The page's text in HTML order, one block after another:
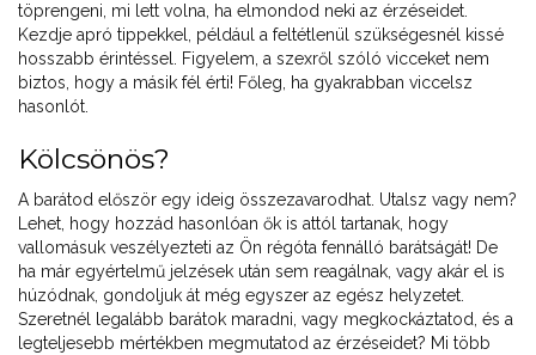
töprengeni, mi lett volna, ha elmondod neki az érzéseidet.
Kezdje apró tippekkel, például a feltétlenül szükségesnél kissé
hosszabb érintéssel. Figyelem, a szexről szóló vicceket nem
biztos, hogy a másik fél érti! Főleg, ha gyakrabban viccelsz
hasonlót.
Kölcsönös?
A barátod először egy ideig összezavarodhat. Utalsz vagy nem?
Lehet, hogy hozzád hasonlóan ők is attól tartanak, hogy
vallomásuk veszélyezteti az Ön régóta fennálló barátságát! De
ha már egyértelmű jelzések után sem reagálnak, vagy akár el is
húzódnak, gondoljuk át még egyszer az egész helyzetet.
Szeretnél legalább barátok maradni, vagy megkockáztatod, és a
legteljesebb mértékben megmutatod az érzéseidet? Mi több